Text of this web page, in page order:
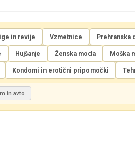
in revije Vzmetnice Prehranska
Hujšanje Ženska moda Moška
Kondomi in erotični pripomočki
in avto